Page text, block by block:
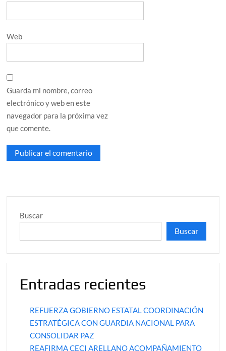
Web
Guarda mi nombre, correo
electrónico y web en este
navegador para la próxima vez
que comente.
Buscar
Buscar
Entradas recientes
REFUERZA GOBIERNO ESTATAL COORDINACIÓN
ESTRATÉGICA CON GUARDIA NACIONAL PARA
CONSOLIDAR PAZ
REAFIRMA CECI ARELLANO ACOMPAÑAMIENTO